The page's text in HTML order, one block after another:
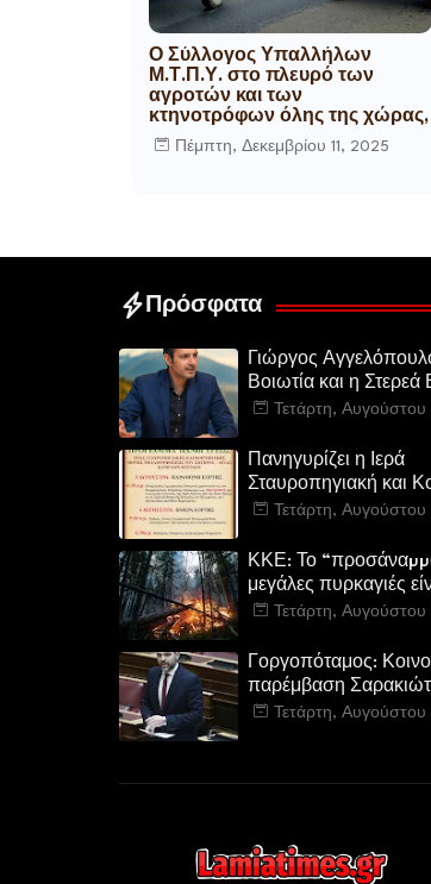
Ο Σύλλογος Υπαλλήλων
Μ.Τ.Π.Υ. στο πλευρό των
αγροτών και των
κτηνοτρόφων όλης της χώρας,
Πέμπτη, Δεκεμβρίου 11, 2025
Πρόσφατα
Γιώργος
Βοιωτία και η Στερεά
καίγεται. Η
αυτοθαυμάζονται.»
Τετάρτη,
Πανηγυρίζει η Ιερά
Σταυροπηγιακή και
Μονή
(Μονή Αγιάς ή
Τετάρτη,
ΚΚΕ: Το
μεγάλες πυρκαγιές
τεράστιες ελλείψεις
και τις δασικές
Τετάρτη,
Γοργοπόταμος:
παρέμβαση
προστασία του
Τετάρτη,